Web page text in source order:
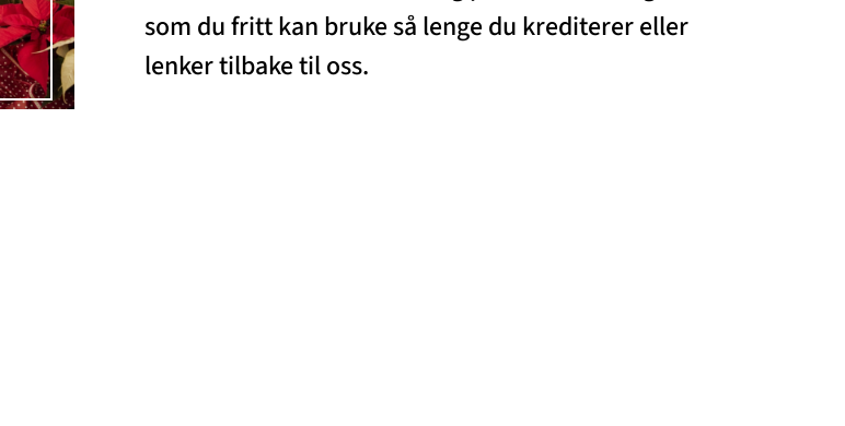
som du fritt kan bruke så lenge du krediterer eller
lenker tilbake til oss.